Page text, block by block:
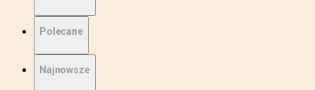
Polecane
Najnowsze